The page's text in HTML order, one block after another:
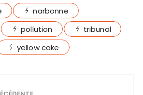
narbonne
pollution
tribunal
yellow cake